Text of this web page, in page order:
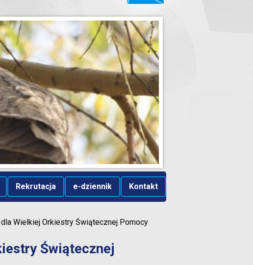
Rekrutacja e-dziennik Kontakt
Wielkiej Orkiestry Świątecznej Pomocy
Świątecznej